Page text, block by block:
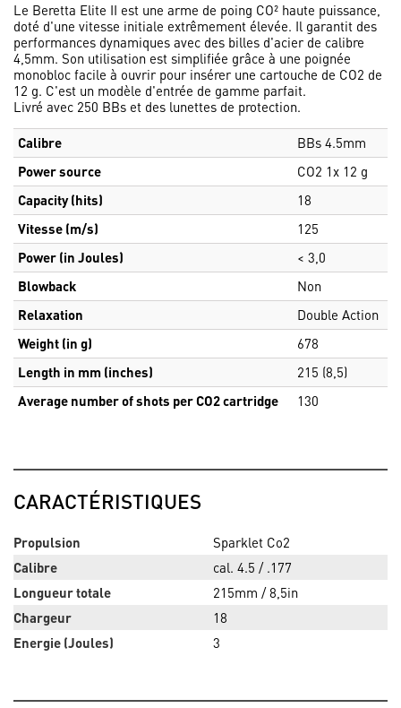
Le Beretta Elite II est une arme de poing CO² haute puissance,
doté d'une vitesse initiale extrêmement élevée. Il garantit des
performances dynamiques avec des billes d'acier de calibre
4,5mm. Son utilisation est simplifiée grâce à une poignée
monobloc facile à ouvrir pour insérer une cartouche de CO2 de
12 g. C'est un modèle d'entrée de gamme parfait.
Livré avec 250 BBs et des lunettes de protection.
Calibre
BBs 4.5mm
Power source
CO2 1x 12 g
Capacity (hits)
18
Vitesse (m/s)
125
Power (in Joules)
< 3,0
Blowback
Non
Relaxation
Double Action
Weight (in g)
678
Length in mm (inches)
215 (8,5)
Average number of shots per CO2 cartridge
130
CARACTÉRISTIQUES
Propulsion
Sparklet Co2
Calibre
cal. 4.5 / .177
Longueur totale
215mm / 8,5in
Chargeur
18
Energie (Joules)
3